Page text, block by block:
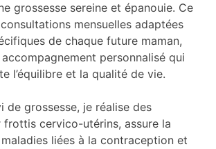
grossesse sereine et épanouie. Ce
mensuelles adaptées
de chaque future maman,
personnalisé qui
l’équilibre et la qualité de vie.
de grossesse, je réalise des
cervico-utérins, assure la
liées à la contraception et